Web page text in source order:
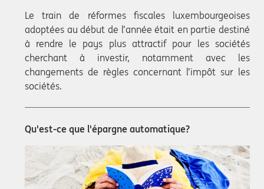
Le train de réformes fiscales luxembourgeoises
adoptées au début de l’année était en partie destiné
à rendre le pays plus attractif pour les sociétés
cherchant à investir, notamment avec les
changements de règles concernant l’impôt sur les
sociétés.
Qu'est-ce que l'épargne automatique?